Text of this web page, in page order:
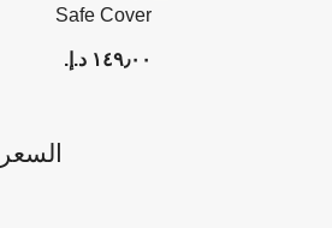
Safe Cover
١٤٩٫٠٠ د.إ.‏